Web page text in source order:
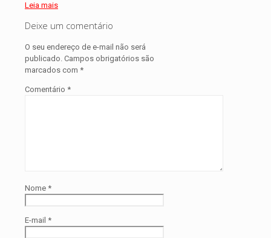
Leia mais
Deixe um comentário
O seu endereço de e-mail não será
publicado. Campos obrigatórios são
marcados com *
Comentário *
Nome *
E-mail *